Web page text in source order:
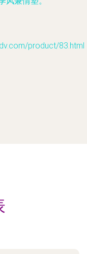
product/83.html